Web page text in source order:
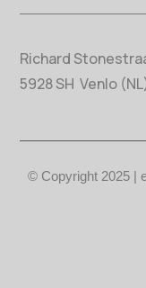
Richard
5928 SH Venlo
© Copyright 2025 |